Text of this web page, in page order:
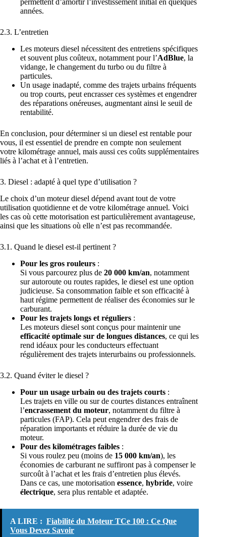
permettent d’amortir l’investissement initial en quelques
années.
2.3. L’entretien
Les moteurs diesel nécessitent des entretiens spécifiques
et souvent plus coûteux, notamment pour l’AdBlue, la
vidange, le changement du turbo ou du filtre à
particules.
Un usage inadapté, comme des trajets urbains fréquents
ou trop courts, peut encrasser ces systèmes et engendrer
des réparations onéreuses, augmentant ainsi le seuil de
rentabilité.
En conclusion, pour déterminer si un diesel est rentable pour
vous, il est essentiel de prendre en compte non seulement
votre kilométrage annuel, mais aussi ces coûts supplémentaires
liés à l’achat et à l’entretien.
3. Diesel : adapté à quel type d’utilisation ?
Le choix d’un moteur diesel dépend avant tout de votre
utilisation quotidienne et de votre kilométrage annuel. Voici
les cas où cette motorisation est particulièrement avantageuse,
ainsi que les situations où elle n’est pas recommandée.
3.1. Quand le diesel est-il pertinent ?
Pour les gros rouleurs :
Si vous parcourez plus de 20 000 km/an, notamment
sur autoroute ou routes rapides, le diesel est une option
judicieuse. Sa consommation faible et son efficacité à
haut régime permettent de réaliser des économies sur le
carburant.
Pour les trajets longs et réguliers :
Les moteurs diesel sont conçus pour maintenir une
efficacité optimale sur de longues distances, ce qui les
rend idéaux pour les conducteurs effectuant
régulièrement des trajets interurbains ou professionnels.
3.2. Quand éviter le diesel ?
Pour un usage urbain ou des trajets courts :
Les trajets en ville ou sur de courtes distances entraînent
l’encrassement du moteur, notamment du filtre à
particules (FAP). Cela peut engendrer des frais de
réparation importants et réduire la durée de vie du
moteur.
Pour des kilométrages faibles :
Si vous roulez peu (moins de 15 000 km/an), les
économies de carburant ne suffiront pas à compenser le
surcoût à l’achat et les frais d’entretien plus élevés.
Dans ce cas, une motorisation essence, hybride, voire
électrique, sera plus rentable et adaptée.
A LIRE : Fiabilité du Moteur TCe 100 : Ce Que
Vous Devez Savoir